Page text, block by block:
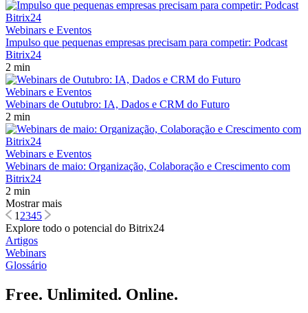
Webinars e Eventos
Impulso que pequenas empresas precisam para competir: Podcast
Bitrix24
2 min
Webinars e Eventos
Webinars de Outubro: IA, Dados e CRM do Futuro
2 min
Webinars e Eventos
Webinars de maio: Organização, Colaboração e Crescimento com
Bitrix24
2 min
Mostrar mais
12345
Explore todo o potencial do Bitrix24
Artigos
Webinars
Glossário
Free. Unlimited. Online.